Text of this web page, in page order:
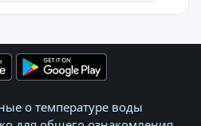
о температуре воды